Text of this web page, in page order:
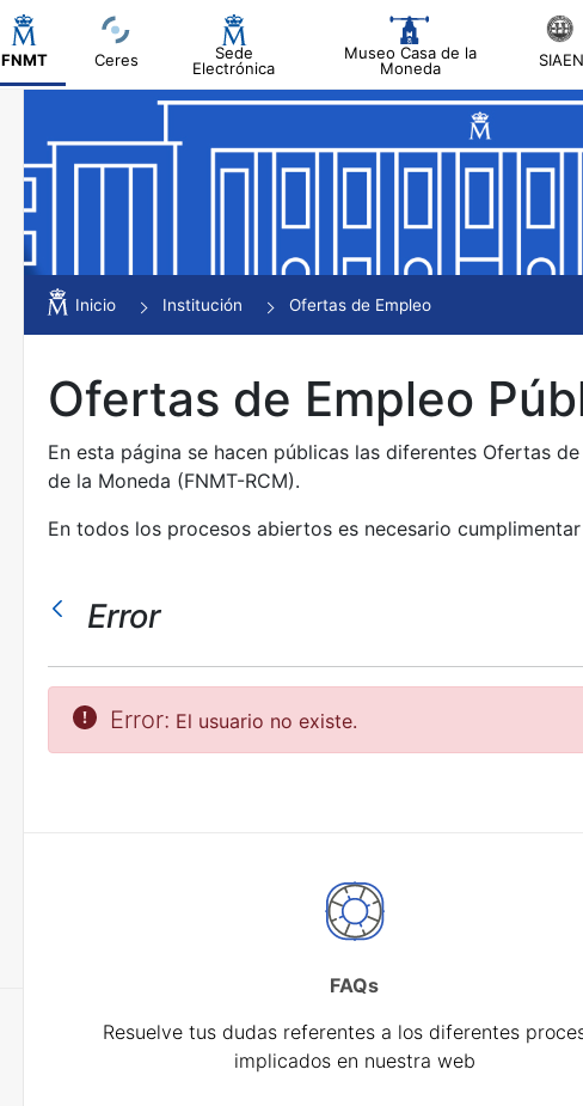
FNMT Ceres
Sede
Electrónica
Museo Casa de la
Moneda
SIAEN
Mostrar/Ocultar
Mostrar/Ocultar
Mostrar/Ocultar
Mostrar/Ocultar
Inicio Institución Ofertas de Empleo
Ofertas de Empleo
En esta página se hacen públicas las diferentes Ofertas
de la Moneda (FNMT-RCM).
En todos los procesos abiertos es necesario
Error
Error: El usuario no existe.
FAQs
Resuelve tus dudas referentes a los diferentes
implicados en nuestra web